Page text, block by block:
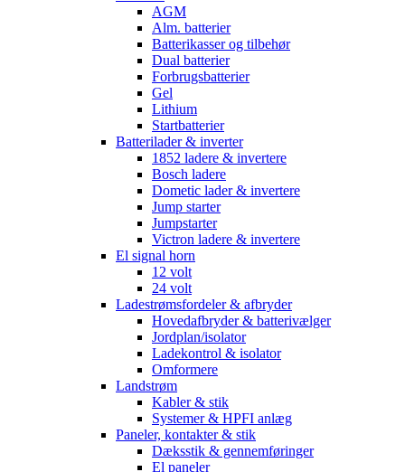
AGM
Alm. batterier
Batterikasser og tilbehør
Dual batterier
Forbrugsbatterier
Gel
Lithium
Startbatterier
Batterilader & inverter
1852 ladere & invertere
Bosch ladere
Dometic lader & invertere
Jump starter
Jumpstarter
Victron ladere & invertere
El signal horn
12 volt
24 volt
Ladestrømsfordeler & afbryder
Hovedafbryder & batterivælger
Jordplan/isolator
Ladekontrol & isolator
Omformere
Landstrøm
Kabler & stik
Systemer & HPFI anlæg
Paneler, kontakter & stik
Dæksstik & gennemføringer
El paneler